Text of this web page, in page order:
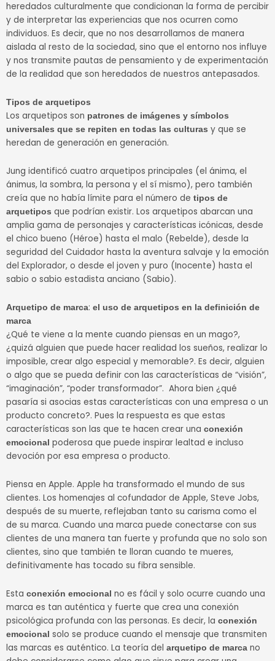
heredados culturalmente que condicionan la forma de percibir
y de interpretar las experiencias que nos ocurren como
individuos. Es decir, que no nos desarrollamos de manera
aislada al resto de la sociedad, sino que el entorno nos influye
y nos transmite pautas de pensamiento y de experimentación
de la realidad que son heredados de nuestros antepasados.
Tipos de arquetipos
Los arquetipos son patrones de imágenes y símbolos
universales que se repiten en todas las culturas y que se
heredan de generación en generación.
Jung identificó cuatro arquetipos principales (el ánima, el
ánimus, la sombra, la persona y el sí mismo), pero también
creía que no había límite para el número de tipos de
arquetipos que podrían existir. Los arquetipos abarcan una
amplia gama de personajes y características icónicas, desde
el chico bueno (Héroe) hasta el malo (Rebelde), desde la
seguridad del Cuidador hasta la aventura salvaje y la emoción
del Explorador, o desde el joven y puro (Inocente) hasta el
sabio o sabio estadista anciano (Sabio).
Arquetipo de marca: el uso de arquetipos en la definición de
marca
¿Qué te viene a la mente cuando piensas en un mago?,
¿quizá alguien que puede hacer realidad los sueños, realizar lo
imposible, crear algo especial y memorable?. Es decir, alguien
o algo que se pueda definir con las características de “visión”,
“imaginación”, “poder transformador”. Ahora bien ¿qué
pasaría si asocias estas características con una empresa o un
producto concreto?. Pues la respuesta es que estas
características son las que te hacen crear una conexión
emocional poderosa que puede inspirar lealtad e incluso
devoción por esa empresa o producto.
Piensa en Apple. Apple ha transformado el mundo de sus
clientes. Los homenajes al cofundador de Apple, Steve Jobs,
después de su muerte, reflejaban tanto su carisma como el
de su marca. Cuando una marca puede conectarse con sus
clientes de una manera tan fuerte y profunda que no solo son
clientes, sino que también te lloran cuando te mueres,
definitivamente has tocado su fibra sensible.
Esta conexión emocional no es fácil y solo ocurre cuando una
marca es tan auténtica y fuerte que crea una conexión
psicológica profunda con las personas. Es decir, la conexión
emocional solo se produce cuando el mensaje que transmiten
las marcas es auténtico. La teoría del arquetipo de marca no